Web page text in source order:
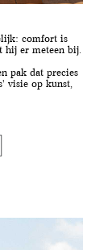
comfort is
hij er meteen bij.
pak dat precies
visie op kunst,